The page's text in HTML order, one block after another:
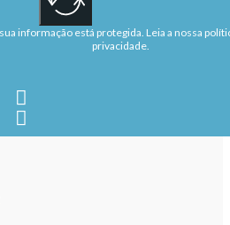
informação está protegida. Leia a nossa
privacidade.